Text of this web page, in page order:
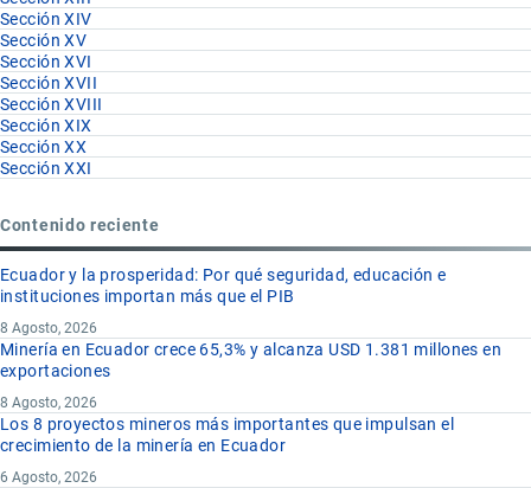
Sección XIV
Sección XV
Sección XVI
Sección XVII
Sección XVIII
Sección XIX
Sección XX
Sección XXI
Contenido reciente
Ecuador y la prosperidad: Por qué seguridad, educación e
instituciones importan más que el PIB
8 Agosto, 2026
Minería en Ecuador crece 65,3% y alcanza USD 1.381 millones en
exportaciones
8 Agosto, 2026
Los 8 proyectos mineros más importantes que impulsan el
crecimiento de la minería en Ecuador
6 Agosto, 2026